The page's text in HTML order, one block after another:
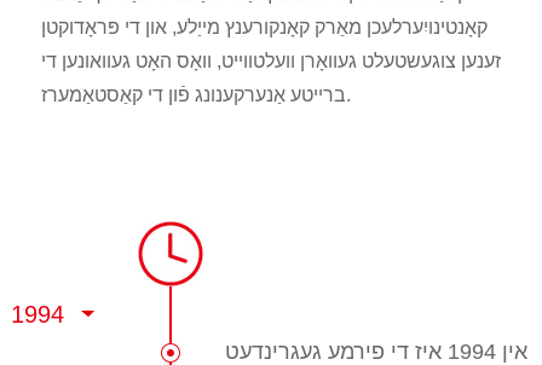
קאָנטינויִערלעכן מאַרק קאָנקורענץ מייַלע, און די פּראָדוקטן
זענען צוגעשטעלט געוואָרן וועלטווייט, וואָס האָט געוואונען די
ברייטע אַנערקענונג פֿון די קאַסטאַמערז.
1994
אין 1994 איז די פירמע געגרינדעט